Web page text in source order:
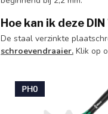
Hoe kan ik deze
De staal verzinkte
schroevendraaier. Klik op